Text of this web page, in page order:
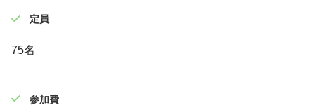
定員
75名
参加費